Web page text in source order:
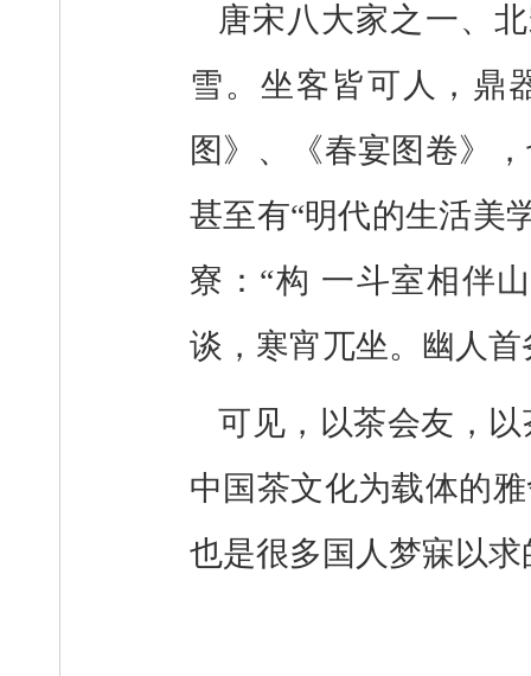
唐宋八大家之一、
雪。坐客皆可人，鼎
图》、《春宴图卷》
甚至有“明代的生活美
寮：“构 一斗室相伴
谈，寒宵兀坐。幽人
可见，以茶会友，
中国茶文化为载体的
也是很多国人梦寐以求